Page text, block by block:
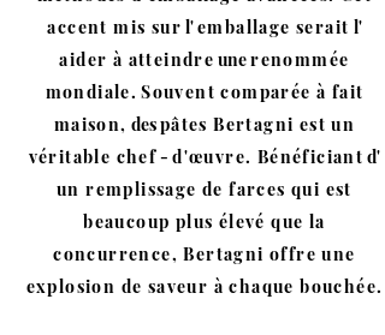
accent mis sur l'emballage serait l'
aider à atteindre unerenommée
mondiale. Souvent comparée à fait
maison, despâtes Bertagni est un
véritable chef-d'œuvre. Bénéficiant d'
un remplissage de farces qui est
beaucoup plus élevé que la
concurrence, Bertagni offre une
explosion de saveur à chaque bouchée.